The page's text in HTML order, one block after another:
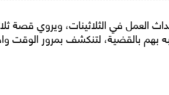
العمل في الثلاثينات، ويروي قصة
بهم بالقضية، لتنكشف بمرور الوقت